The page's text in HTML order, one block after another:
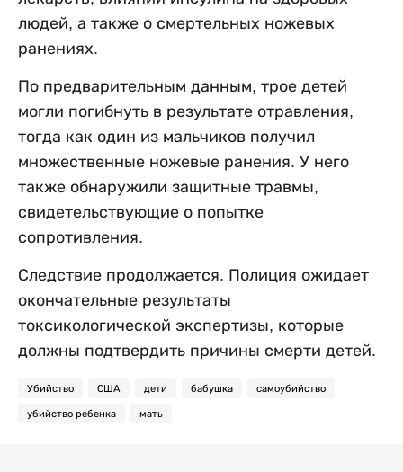
людей, а также о смертельных ножевых
ранениях.
По предварительным данным, трое детей
могли погибнуть в результате отравления,
тогда как один из мальчиков получил
множественные ножевые ранения. У него
также обнаружили защитные травмы,
свидетельствующие о попытке
сопротивления.
Следствие продолжается. Полиция ожидает
окончательные результаты
токсикологической экспертизы, которые
должны подтвердить причины смерти детей.
Убийство США дети бабушка самоубийство
убийство ребенка мать